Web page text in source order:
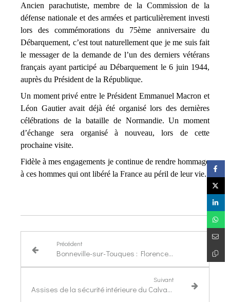
Ancien parachutiste, membre de la Commission de la
défense nationale et des armées et particulièrement investi
lors des commémorations du 75ème anniversaire du
Débarquement, c’est tout naturellement que je me suis fait
le messager de la demande de l’un des derniers vétérans
français ayant participé au Débarquement le 6 juin 1944,
auprès du Président de la République.
Un moment privé entre le Président Emmanuel Macron et
Léon Gautier avait déjà été organisé lors des dernières
célébrations de la bataille de Normandie. Un moment
d’échange sera organisé à nouveau, lors de cette
prochaine visite.
Fidèle à mes engagements je continue de rendre hommage
à ces hommes qui ont libéré la France au péril de leur vie.
Précédent
Bonneville-sur-Touques : Florence Cothier a présenté ses voeux aux aînés
Suivant
Assises de la sécurité intérieure du Calvados